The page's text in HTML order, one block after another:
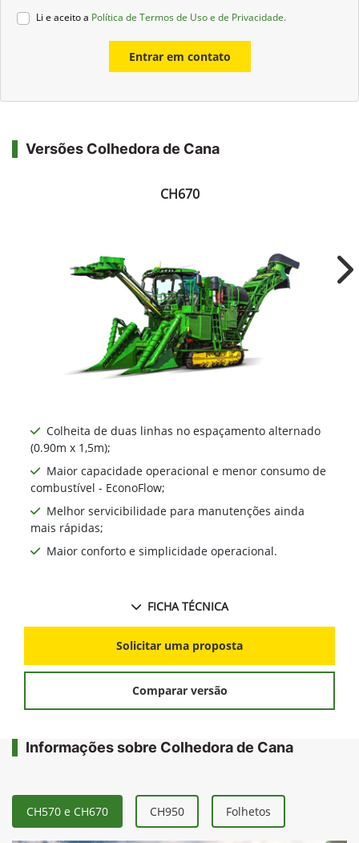
Li e aceito a Política de Termos de Uso e de Privacidade.
Entrar em contato
Versões Colhedora de Cana
CH670
Colheita de duas linhas no espaçamento alternado
(0.90m x 1,5m);
Maior capacidade operacional e menor consumo de
combustível - EconoFlow;
Melhor servicibilidade para manutenções ainda
mais rápidas;
Maior conforto e simplicidade operacional.
FICHA TÉCNICA
Solicitar uma proposta
Comparar versão
Informações sobre Colhedora de Cana
CH570 e CH670 CH950 Folhetos